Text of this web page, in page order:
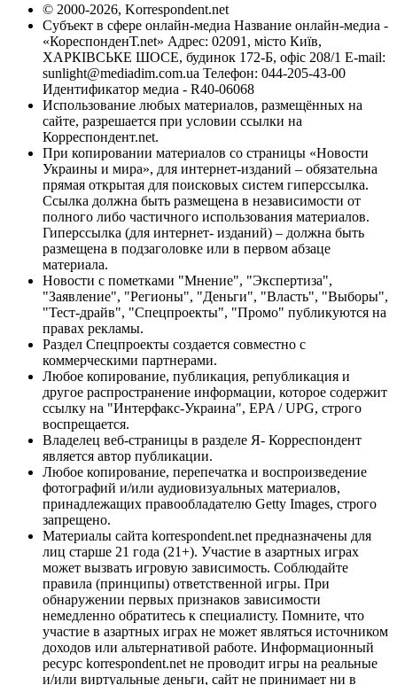
© 2000-2026, Korrespondent.net
Субъект в сфере онлайн-медиа Название онлайн-медиа -
«КореспонденТ.net» Адрес: 02091, місто Київ,
ХАРКІВСЬКЕ ШОСЕ, будинок 172-Б, офіс 208/1 E-mail:
sunlight@mediadim.com.ua Телефон: 044-205-43-00
Идентификатор медиа - R40-06068
Использование любых материалов, размещённых на
сайте, разрешается при условии ссылки на
Корреспондент.net.
При копировании материалов со страницы «Новости
Украины и мира», для интернет-изданий – обязательна
прямая открытая для поисковых систем гиперссылка.
Ссылка должна быть размещена в независимости от
полного либо частичного использования материалов.
Гиперссылка (для интернет- изданий) – должна быть
размещена в подзаголовке или в первом абзаце
материала.
Новости с пометками "Мнение", "Экспертиза",
"Заявление", "Регионы", "Деньги", "Власть", "Выборы",
"Тест-драйв", "Спецпроекты", "Промо" публикуются на
правах рекламы.
Раздел Спецпроекты создается совместно с
коммерческими партнерами.
Любое копирование, публикация, републикация и
другое распространение информации, которое содержит
ссылку на "Интерфакс-Украина", EPA / UPG, строго
воспрещается.
Владелец веб-страницы в разделе Я- Корреспондент
является автор публикации.
Любое копирование, перепечатка и воспроизведение
фотографий и/или аудиовизуальных материалов,
принадлежащих правообладателю Getty Images, строго
запрещено.
Материалы сайта korrespondent.net предназначены для
лиц старше 21 года (21+). Участие в азартных играх
может вызвать игровую зависимость. Соблюдайте
правила (принципы) ответственной игры. При
обнаружении первых признаков зависимости
немедленно обратитесь к специалисту. Помните, что
участие в азартных играх не может являться источником
доходов или альтернативой работе. Информационный
ресурс korrespondent.net не проводит игры на реальные
и/или виртуальные деньги, сайт не принимает ни в